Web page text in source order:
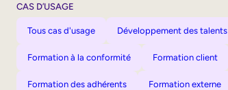
CAS D’USAGE
Tous cas d'usage Développement des talents
Formation à la conformité Formation client
Formation des adhérents Formation externe